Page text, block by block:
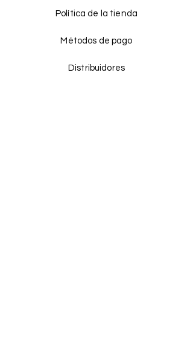
Política de la tienda
Métodos de pago
Distribuidores